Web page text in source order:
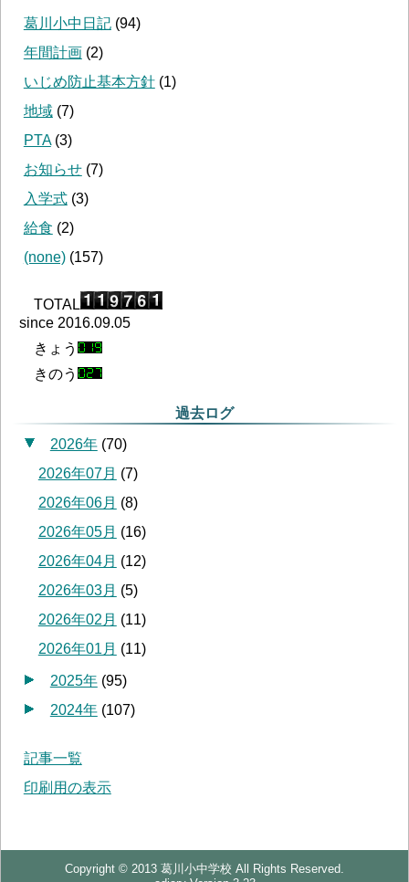
葛川小中日記 (94)
年間計画 (2)
いじめ防止基本方針 (1)
地域 (7)
PTA (3)
お知らせ (7)
入学式 (3)
給食 (2)
(none) (157)
TOTAL
since 2016.09.05
きょう
きのう
過去ログ
2026年 (70)
2026年07月 (7)
2026年06月 (8)
2026年05月 (16)
2026年04月 (12)
2026年03月 (5)
2026年02月 (11)
2026年01月 (11)
2025年 (95)
2024年 (107)
記事一覧
印刷用の表示
Copyright © 2013 葛川小中学校 All Rights Reserved.